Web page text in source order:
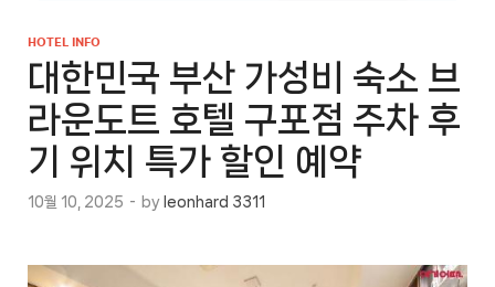
HOTEL INFO
대한민국 부산 가성비 숙소 브
라운도트 호텔 구포점 주차 후
기 위치 특가 할인 예약
10월 10, 2025 - by leonhard 3311